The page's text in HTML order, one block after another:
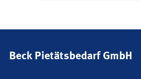
Beck Pietätsbedarf GmbH